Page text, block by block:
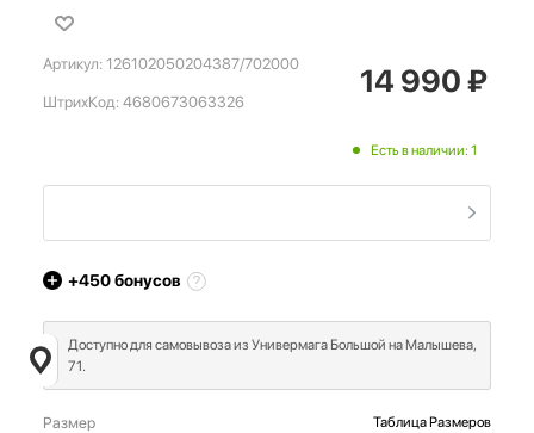
Артикул: 126102050204387/702000
ШтрихКод: 4680673063326
14 990₽
Есть в наличии: 1
+450бонусов
Доступно для самовывоза из Универмага Большой на Малышева,
71.
Размер
Таблица Размеров